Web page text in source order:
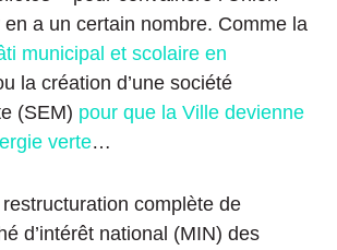
a un certain nombre. Comme la
municipal et scolaire en
la création d’une société
(SEM) pour que la Ville devienne
verte…
complète de
d’intérêt national (MIN) des